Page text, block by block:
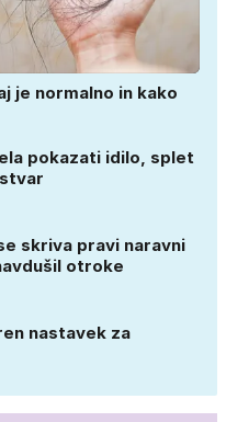
je normalno in kako
pokazati idilo, splet
skriva pravi naravni
otroke
nastavek za